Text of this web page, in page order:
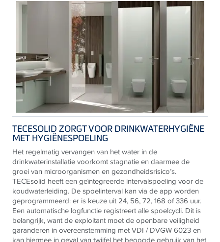
TECESOLID ZORGT VOOR DRINKWATERHYGIËNE
MET HYGIËNESPOELING
Het regelmatig vervangen van het water in de
drinkwaterinstallatie voorkomt stagnatie en daarmee de
groei van microorganismen en gezondheidsrisico’s.
TECEsolid heeft een geïntegreerde intervalspoeling voor de
koudwaterleiding. De spoelinterval kan via de app worden
geprogrammeerd: er is keuze uit 24, 56, 72, 168 of 336 uur.
Een automatische logfunctie registreert alle spoelcycli. Dit is
belangrijk, want de exploitant moet de openbare veiligheid
garanderen inovereenstemming met VDI / DVGW 6023 en
kan hiermee in geval van twijfel het beoogde gebruik van het